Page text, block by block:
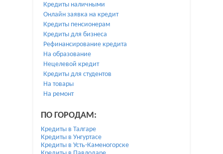
Кредиты наличными
Онлайн заявка на кредит
Кредиты пенсионерам
Кредиты для бизнеса
Рефинансирование кредита
На образование
Нецелевой кредит
Кредиты для студентов
На товары
На ремонт
ПО ГОРОДАМ:
Кредиты в Талгаре
Кредиты в Унгуртасе
Кредиты в Усть-Каменогорске